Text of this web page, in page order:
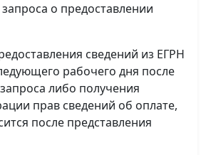
о предоставлении
сведений из ЕГРН
рабочего дня после
либо получения
прав сведений об оплате,
после представления